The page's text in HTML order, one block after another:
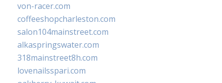
von-racer.com
coffeeshopcharleston.com
salon104mainstreet.com
alkaspringswater.com
318mainstreet8h.com
lovenailsspari.com